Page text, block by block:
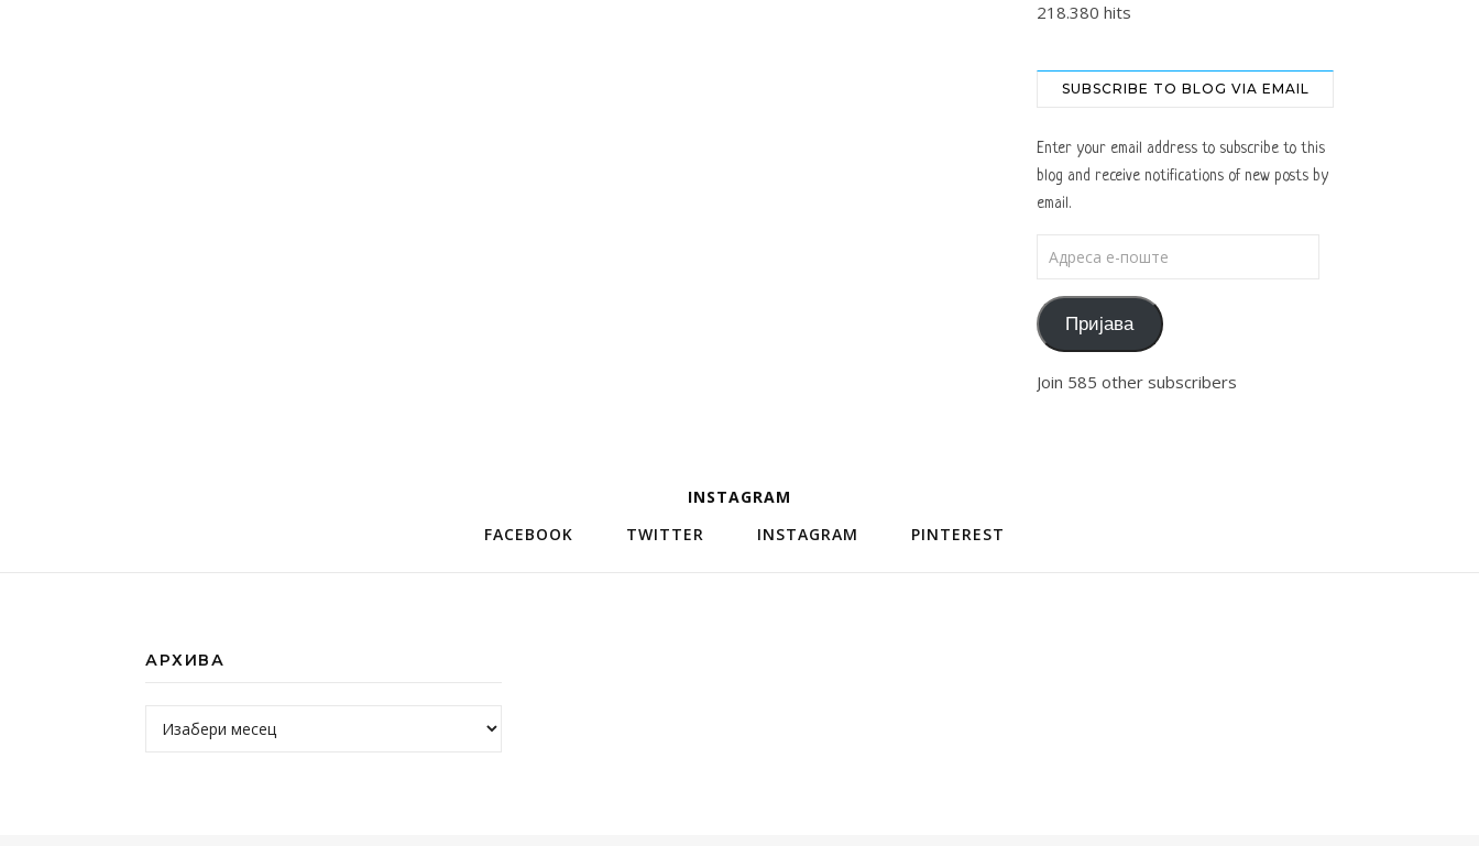
218.380 hits
SUBSCRIBE TO BLOG VIA EMAIL
Enter your email address to subscribe to this
blog and receive notifications of new posts by
email.
Пријава
Join 585 other subscribers
INSTAGRAM
FACEBOOK
TWITTER INSTAGRAM PINTEREST
АРХИВА
Архива